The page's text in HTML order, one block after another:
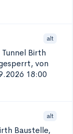
alt
Birth
von
18:00
alt
Baustelle,